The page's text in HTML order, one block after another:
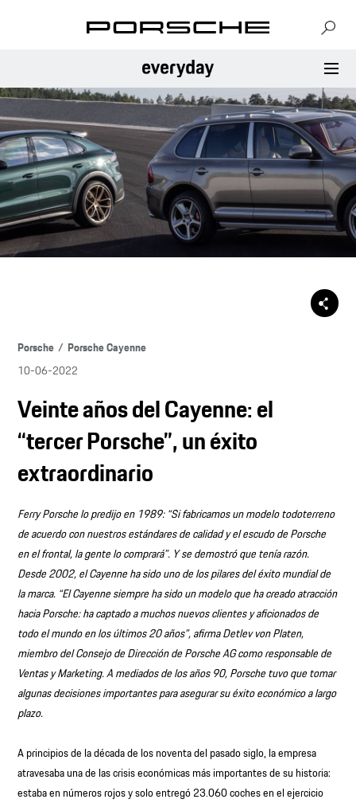
Porsche
Porsche Cayenne
10-06-2022
Veinte años del Cayenne: el
“tercer Porsche”, un éxito
extraordinario
Ferry Porsche lo predijo en 1989: “Si fabricamos un modelo todoterreno
de acuerdo con nuestros estándares de calidad y el escudo de Porsche
en el frontal, la gente lo comprará”. Y se demostró que tenía razón.
Desde 2002, el Cayenne ha sido uno de los pilares del éxito mundial de
la marca. “El Cayenne siempre ha sido un modelo que ha creado atracción
hacia Porsche: ha captado a muchos nuevos clientes y aficionados de
todo el mundo en los últimos 20 años”, afirma Detlev von Platen,
miembro del Consejo de Dirección de Porsche AG como responsable de
Ventas y Marketing. A mediados de los años 90, Porsche tuvo que tomar
algunas decisiones importantes para asegurar su éxito económico a largo
plazo.
A principios de la década de los noventa del pasado siglo, la empresa
atravesaba una de las crisis económicas más importantes de su historia:
estaba en números rojos y solo entregó 23.060 coches en el ejercicio